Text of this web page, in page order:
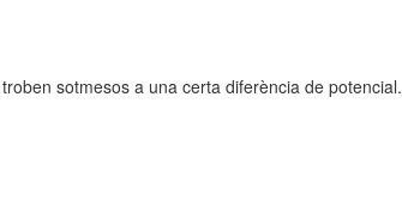
sotmesos a una certa diferència de potencial.